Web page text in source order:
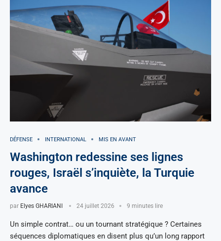
DÉFENSE INTERNATIONAL MIS EN AVANT
Washington redessine ses lignes
rouges, Israël s’inquiète, la Turquie
avance
par Elyes GHARIANI 24 juillet 2026 9 minutes lire
Un simple contrat… ou un tournant stratégique ? Certaines
séquences diplomatiques en disent plus qu’un long rapport